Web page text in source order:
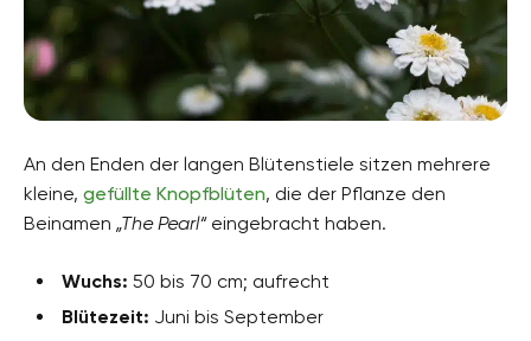
An den Enden der langen Blütenstiele sitzen mehrere
kleine, gefüllte Knopfblüten, die der Pflanze den
Beinamen „The Pearl“eingebracht haben.
Wuchs: 50 bis 70 cm; aufrecht
Blütezeit: Juni bis September